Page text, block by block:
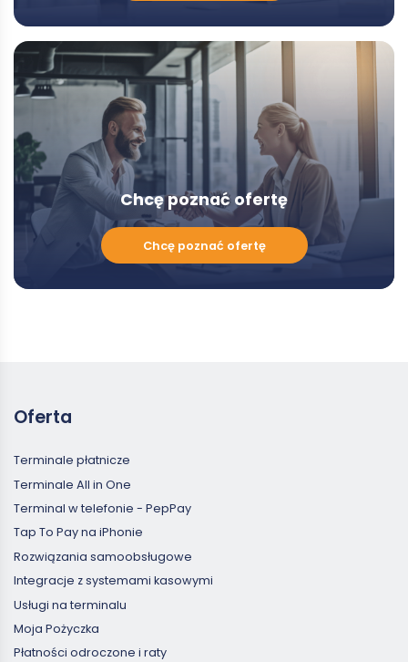
Doradcą
-
Modal
Chcę poznać ofertę
Chcę
Chcę poznać ofertę
Oferta
Terminale płatnicze
Terminale All in One
Terminal w telefonie - PepPay
Tap To Pay na iPhonie
Rozwiązania samoobsługowe
Integracje z systemami kasowymi
Usługi na terminalu
Moja Pożyczka
Płatności odroczone i raty